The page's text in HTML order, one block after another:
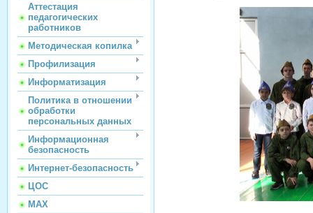
Аттестация
педагогических
работников
Методическая копилка
Профилизация
Информатизация
Политика в отношении
обработки
персональных данных
Информационная
безопасность
Интернет-безопасность
ЦОС
МАХ